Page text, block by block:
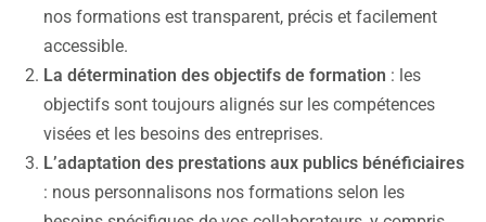
nos formations est transparent, précis et facilement
accessible.
La détermination des objectifs de formation : les
objectifs sont toujours alignés sur les compétences
visées et les besoins des entreprises.
L’adaptation des prestations aux publics bénéficiaires
: nous personnalisons nos formations selon les